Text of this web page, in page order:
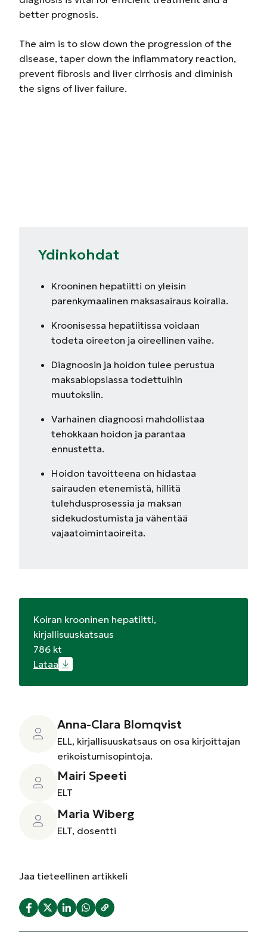
better prognosis.
The aim is to slow down the progression of the
disease, taper down the inflammatory reaction,
prevent fibrosis and liver cirrhosis and diminish
the signs of liver failure.
Ydinkohdat
Krooninen hepatiitti on yleisin
parenkymaalinen maksasairaus koiralla.
Kroonisessa hepatiitissa voidaan
todeta oireeton ja oireellinen vaihe.
Diagnoosin ja hoidon tulee perustua
maksabiopsiassa todettuihin
muutoksiin.
Varhainen diagnoosi mahdollistaa
tehokkaan hoidon ja parantaa
ennustetta.
Hoidon tavoitteena on hidastaa
sairauden etenemistä, hillitä
tulehdusprosessia ja maksan
sidekudostumista ja vähentää
vajaatoimintaoireita.
Koiran krooninen hepatiitti,
kirjallisuuskatsaus
786 kt
Lataa
Anna-Clara Blomqvist
ELL, kirjallisuuskatsaus on osa kirjoittajan
erikoistumisopintoja.
Mairi Speeti
ELT
Maria Wiberg
ELT, dosentti
Jaa tieteellinen artikkeli